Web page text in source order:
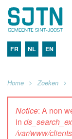
FR NL EN
Home Zoeken
Notice: A non
in
/var/www/